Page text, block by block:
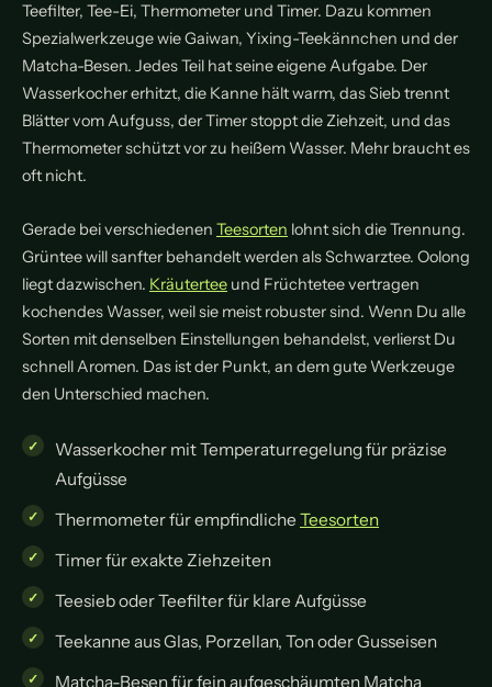
Teefilter, Tee-Ei, Thermometer und Timer. Dazu kommen
Spezialwerkzeuge wie Gaiwan, Yixing-Teekännchen und der
Matcha-Besen. Jedes Teil hat seine eigene Aufgabe. Der
Wasserkocher erhitzt, die Kanne hält warm, das Sieb trennt
Blätter vom Aufguss, der Timer stoppt die Ziehzeit, und das
Thermometer schützt vor zu heißem Wasser. Mehr braucht es
oft nicht.
Gerade bei verschiedenen Teesorten lohnt sich die Trennung.
Grüntee will sanfter behandelt werden als Schwarztee. Oolong
liegt dazwischen. Kräutertee und Früchtetee vertragen
kochendes Wasser, weil sie meist robuster sind. Wenn Du alle
Sorten mit denselben Einstellungen behandelst, verlierst Du
schnell Aromen. Das ist der Punkt, an dem gute Werkzeuge
den Unterschied machen.
Wasserkocher mit Temperaturregelung für präzise
Aufgüsse
Thermometer für empfindliche Teesorten
Timer für exakte Ziehzeiten
Teesieb oder Teefilter für klare Aufgüsse
Teekanne aus Glas, Porzellan, Ton oder Gusseisen
Matcha-Besen für fein aufgeschäumten Matcha